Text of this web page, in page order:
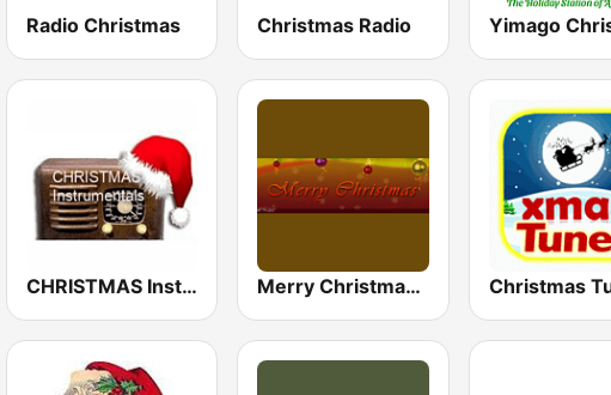
Radio Christmas Christmas Radio
CHRISTMAS Instrumentals Merry Christmas Radio Christmas